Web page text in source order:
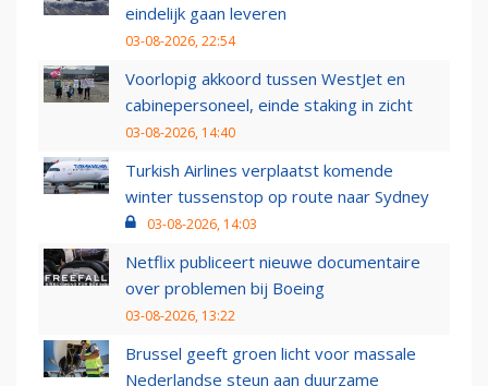
eindelijk gaan leveren
03-08-2026, 22:54
Voorlopig akkoord tussen WestJet en
cabinepersoneel, einde staking in zicht
03-08-2026, 14:40
Turkish Airlines verplaatst komende
winter tussenstop op route naar Sydney
03-08-2026, 14:03
Netflix publiceert nieuwe documentaire
over problemen bij Boeing
03-08-2026, 13:22
Brussel geeft groen licht voor massale
Nederlandse steun aan duurzame